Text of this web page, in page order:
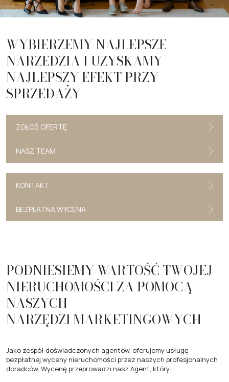
WYBIERZEMY NAJLEPSZE
NARZEDZIA I UZYSKAMY
NAJLEPSZY EFEKT PRZY
SPRZEDAŻY
ZGŁOŚ OFERTĘ
NASZ TEAM
KONTAKT
BEZPŁATNA WYCENA
PODNIESIEMY WARTOŚĆ TWOJEJ
NIERUCHOMOŚCI ZA POMOCĄ
NASZYCH
NARZĘDZI MARKETINGOWYCH
Jako zespół doświadczonych agentów, oferujemy usługę
bezpłatnej wyceny nieruchomości przez naszych profesjonalnych
doradców. Wycenę przeprowadzi nasz Agent, który: